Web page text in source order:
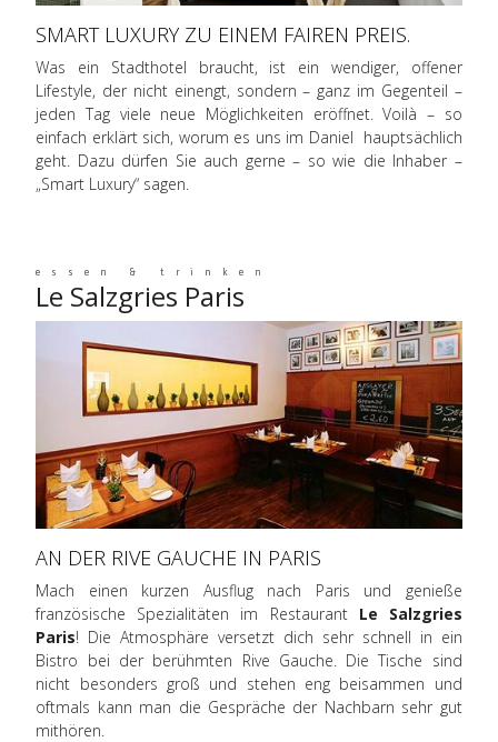
SMART LUXURY ZU EINEM FAIREN PREIS.
Was ein Stadthotel braucht, ist ein wendiger, offener
Lifestyle, der nicht einengt, sondern – ganz im Gegenteil –
jeden Tag viele neue Möglichkeiten eröffnet. Voilà – so
einfach erklärt sich, worum es uns im Daniel hauptsächlich
geht. Dazu dürfen Sie auch gerne – so wie die Inhaber –
„Smart Luxury“ sagen.
essen & trinken
Le Salzgries Paris
AN DER RIVE GAUCHE IN PARIS
Mach einen kurzen Ausflug nach Paris und genieße
französische Spezialitäten im Restaurant Le Salzgries
Paris! Die Atmosphäre versetzt dich sehr schnell in ein
Bistro bei der berühmten Rive Gauche. Die Tische sind
nicht besonders groß und stehen eng beisammen und
oftmals kann man die Gespräche der Nachbarn sehr gut
mithören.